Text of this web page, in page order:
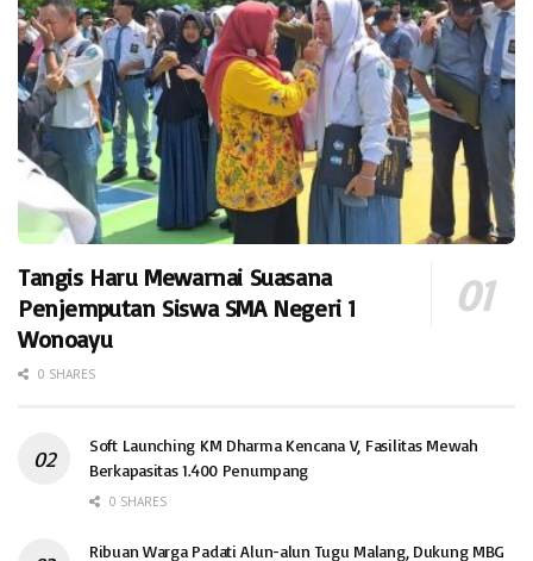
Tangis Haru Mewarnai Suasana
Penjemputan Siswa SMA Negeri 1
Wonoayu
0 SHARES
Soft Launching KM Dharma Kencana V, Fasilitas Mewah
Berkapasitas 1.400 Penumpang
0 SHARES
Ribuan Warga Padati Alun-alun Tugu Malang, Dukung MBG